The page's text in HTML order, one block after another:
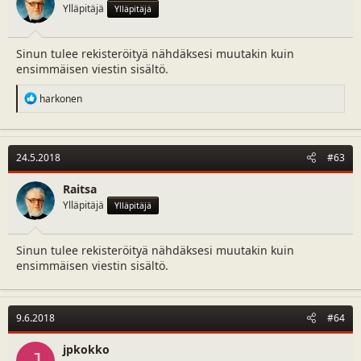
s
:
Ylläpitäjä Ylläpitäjä
Sinun tulee rekisteröityä nähdäksesi muutakin kuin
ensimmäisen viestin sisältö.
R
e
c
t
i
o
n
s
:
harkonen
24.5.2018 #63
Raitsa
Ylläpitäjä Ylläpitäjä
Sinun tulee rekisteröityä nähdäksesi muutakin kuin
ensimmäisen viestin sisältö.
9.6.2018 #64
jpkokko